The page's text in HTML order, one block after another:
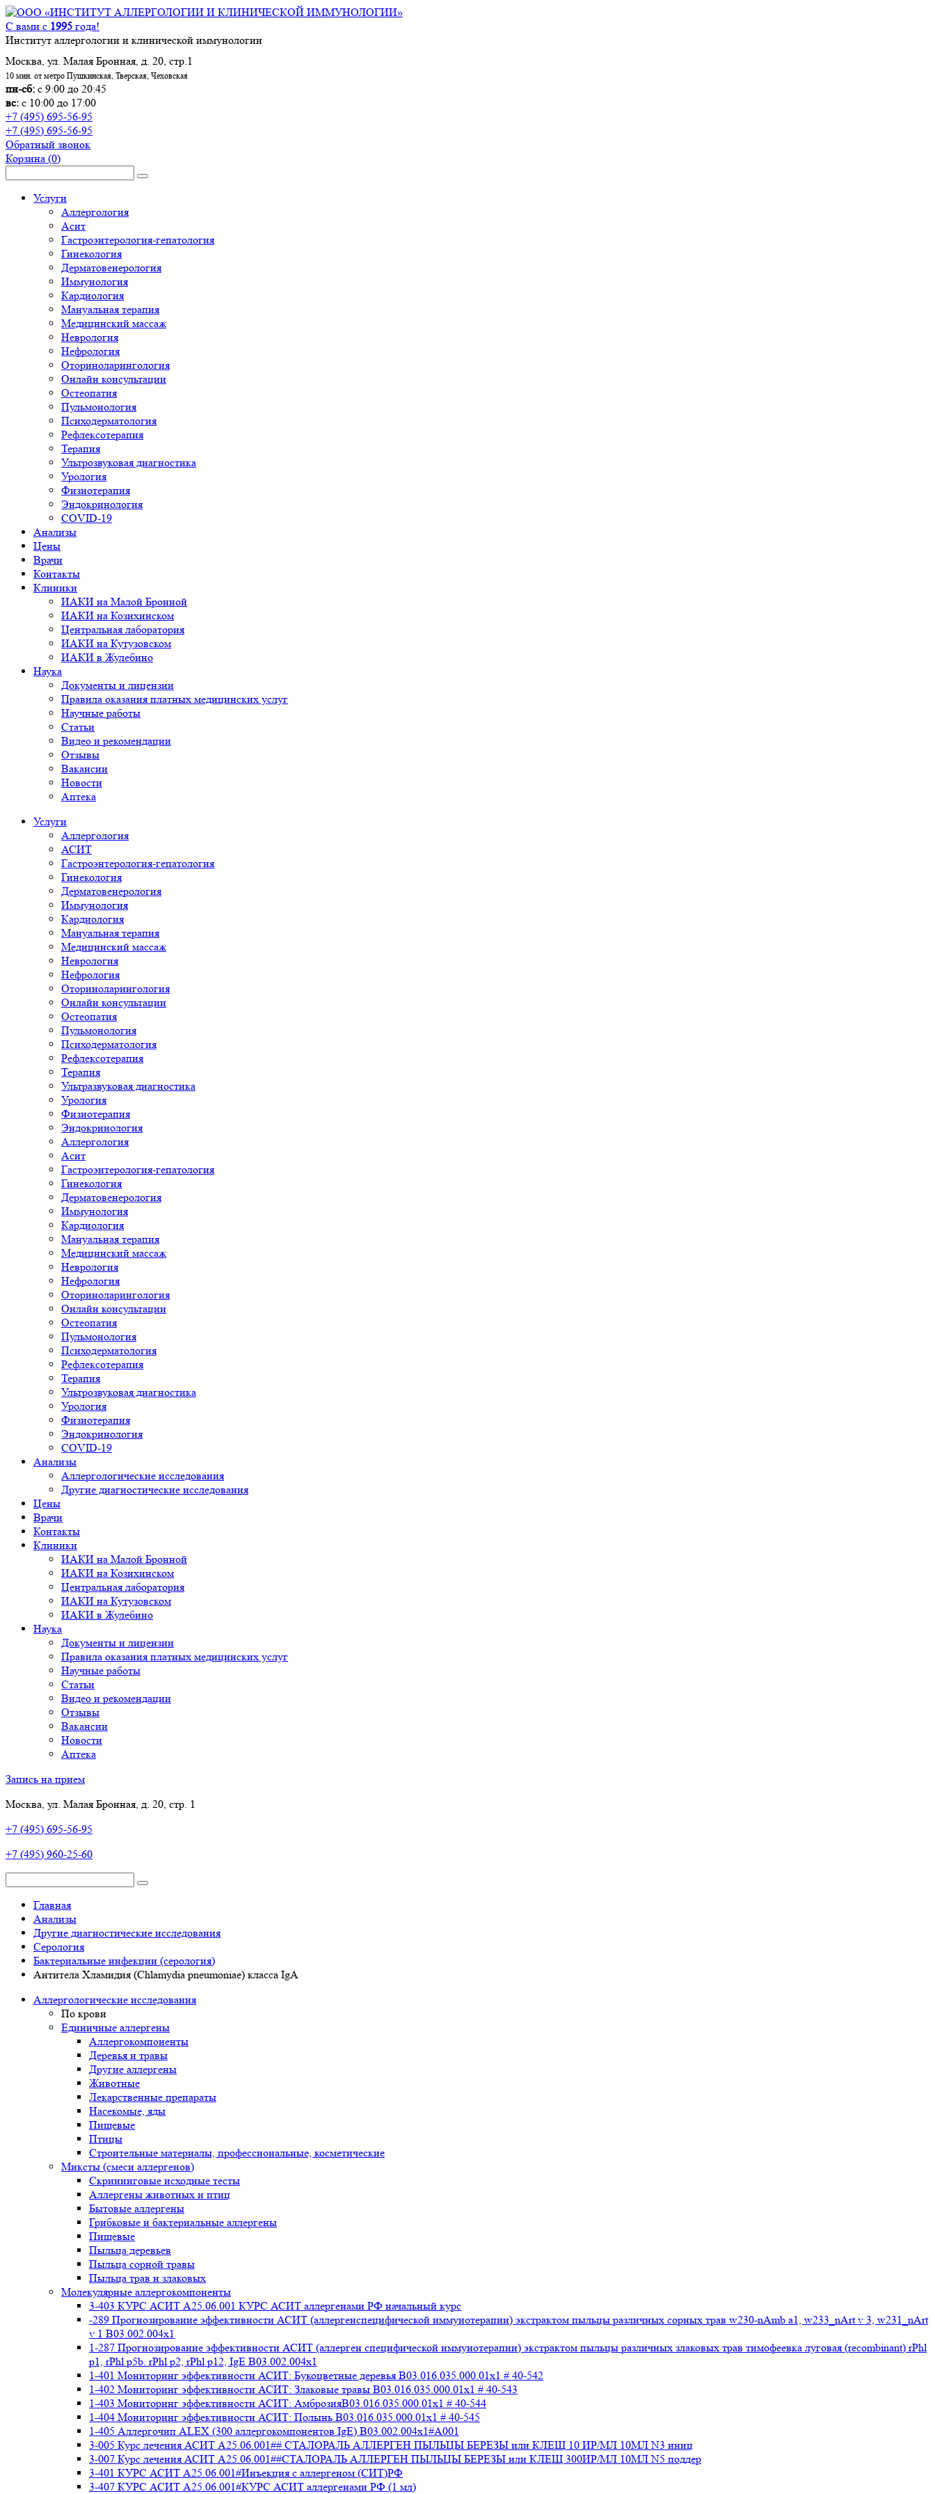
С вами с 1995 года!
Институт аллергологии и клинической иммунологии
Москва, ул. Малая Бронная, д. 20, стр.1
10 мин. от метро Пушкинская, Тверская, Чеховская
пн-сб: с 9:00 до 20:45
вс: с 10:00 до 17:00
+7 (495) 695-56-95
+7 (495) 695-56-95
Обратный звонок
Корзина (0)
Услуги
Аллергология
Асит
Гастроэнтерология-гепатология
Гинекология
Дерматовенерология
Иммунология
Кардиология
Мануальная терапия
Медицинский массаж
Неврология
Нефрология
Оториноларингология
Онлайн консультации
Остеопатия
Пульмонология
Психодерматология
Рефлексотерапия
Терапия
Ультрозвуковая диагностика
Урология
Физиотерапия
Эндокринология
COVID-19
Анализы
Цены
Врачи
Контакты
Клиники
ИАКИ на Малой Бронной
ИАКИ на Козихинском
Центральная лаборатория
ИАКИ на Кутузовском
ИАКИ в Жулебино
Наука
Документы и лицензии
Правила оказания платных медицинских услуг
Научные работы
Статьи
Видео и рекомендации
Отзывы
Вакансии
Новости
Аптека
Услуги
Аллергология
АСИТ
Гастроэнтерология-гепатология
Гинекология
Дерматовенерология
Иммунология
Кардиология
Мануальная терапия
Медицинский массаж
Неврология
Нефрология
Оториноларингология
Онлайн консультации
Остеопатия
Пульмонология
Психодерматология
Рефлексотерапия
Терапия
Ультразвуковая диагностика
Урология
Физиотерапия
Эндокринология
Аллергология
Асит
Гастроэнтерология-гепатология
Гинекология
Дерматовенерология
Иммунология
Кардиология
Мануальная терапия
Медицинский массаж
Неврология
Нефрология
Оториноларингология
Онлайн консультации
Остеопатия
Пульмонология
Психодерматология
Рефлексотерапия
Терапия
Ультрозвуковая диагностика
Урология
Физиотерапия
Эндокринология
COVID-19
Анализы
Аллергологические исследования
Другие диагностические исследования
Цены
Врачи
Контакты
Клиники
ИАКИ на Малой Бронной
ИАКИ на Козихинском
Центральная лаборатория
ИАКИ на Кутузовском
ИАКИ в Жулебино
Наука
Документы и лицензии
Правила оказания платных медицинских услуг
Научные работы
Статьи
Видео и рекомендации
Отзывы
Вакансии
Новости
Аптека
Запись на прием
Москва, ул. Малая Бронная, д. 20, стр. 1
+7 (495) 695-56-95
+7 (495) 960-25-60
Главная
Анализы
Другие диагностические исследования
Серология
Бактериальные инфекции (серология)
Антитела Хламидия (Chlamydia pneumoniae) класса IgA
Аллергологические исследования
По крови
Единичные аллергены
Аллергокомпоненты
Деревья и травы
Другие аллергены
Животные
Лекарственные препараты
Насекомые, яды
Пищевые
Птицы
Строительные материалы, профессиональные, косметические
Миксты (смеси аллергенов)
Cкрининговые исходные тесты
Аллергены животных и птиц
Бытовые аллергены
Грибковые и бактериальные аллергены
Пищевые
Пыльца деревьев
Пыльца сорной травы
Пыльца трав и злаковых
Молекулярные аллергокомпоненты
3-403 КУРС АСИТ А25.06.001 КУРС АСИТ аллергенами РФ начальный курс
-289 Прогнозирование эффективности АСИТ (аллергенспецифической иммунотерапии) экстрактом пыльцы различных сорных трав w230-nAmb a1, w233_nArt v 3, w231_nArt
v 1 В03.002.004x1
1-287 Прогнозирование эффективности АСИТ (аллерген специфической иммунотерапии) экстрактом пыльцы различных злаковых трав тимофеевка луговая (recombinant) rPhl
p1, rPhl p5b. rPhl p2, rPhl p12, IgE В03.002.004x1
1-401 Мониторинг эффективности АСИТ: Букоцветные деревья B03.016.035.000.01x1 # 40-542
1-402 Мониторинг эффективности АСИТ: Злаковые травы B03.016.035.000.01x1 # 40-543
1-403 Мониторинг эффективности АСИТ: АмброзияB03.016.035.000.01x1 # 40-544
1-404 Мониторинг эффективности АСИТ: Полынь B03.016.035.000.01x1 # 40-545
1-405 Аллергочип ALEX (300 аллергокомпонентов IgE) В03.002.004x1#А001
3-005 Курс лечения АСИТ А25.06.001## СТАЛОРАЛЬ АЛЛЕРГЕН ПЫЛЬЦЫ БЕРЕЗЫ или КЛЕЩ 10 ИР/МЛ 10МЛ N3 иниц
3-007 Курс лечения АСИТ А25.06.001##СТАЛОРАЛЬ АЛЛЕРГЕН ПЫЛЬЦЫ БЕРЕЗЫ или КЛЕЩ 300ИР/МЛ 10МЛ N5 поддер
3-401 КУРС АСИТ А25.06.001#Инъекция с аллергеном (СИТ)РФ
3-407 КУРС АСИТ А25.06.001#КУРС АСИТ аллергенами РФ (1 мл)